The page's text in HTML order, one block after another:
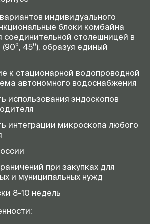
индивидуального
блоки комбайна
соединительной столешницей в
45⁰), образуя единый
к стационарной водопроводной
автономного водоснабжения
использования эндоскопов
интеграции микроскопа любого
при закупках для
и муниципальных нужд
8-10 недель